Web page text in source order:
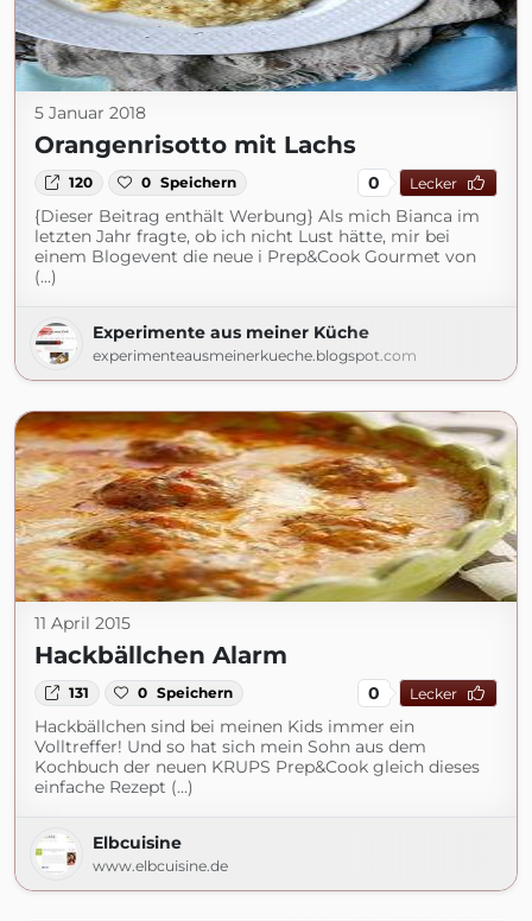
5 Januar 2018
Orangenrisotto mit Lachs
120 0 Speichern 0 Lecker
{Dieser Beitrag enthält Werbung} Als mich Bianca im
letzten Jahr fragte, ob ich nicht Lust hätte, mir bei
einem Blogevent die neue i Prep&Cook Gourmet von
(...)
Experimente aus meiner Küche
experimenteausmeinerkueche.blogspot.com
11 April 2015
Hackbällchen Alarm
131 0 Speichern 0 Lecker
Hackbällchen sind bei meinen Kids immer ein
Volltreffer! Und so hat sich mein Sohn aus dem
Kochbuch der neuen KRUPS Prep&Cook gleich dieses
einfache Rezept (...)
Elbcuisine
www.elbcuisine.de